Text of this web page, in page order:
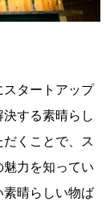
タートアップ
する素晴らし
くことで、ス
力を知ってい
晴らしい物ば